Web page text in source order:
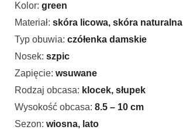
Kolor:green
Materiał:skóra licowa, skóra naturalna
Typ obuwia:czółenka damskie
Nosek:szpic
Zapięcie:wsuwane
Rodzaj obcasa: klocek, słupek
Wysokość obcasa:8.5 – 10 cm
Sezon:wiosna, lato